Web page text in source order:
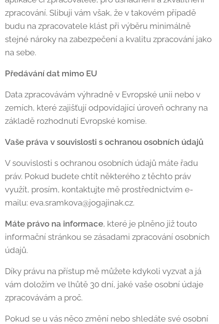
zpracování. Slibuji vám však, že v takovém případě
budu na zpracovatele klást při výběru minimálně
stejné nároky na zabezpečení a kvalitu zpracování jako
na sebe.
Předávání dat mimo EU
Data zpracovávám výhradně v Evropské unii nebo v
zemích, které zajišťují odpovídající úroveň ochrany na
základě rozhodnutí Evropské komise.
Vaše práva v souvislosti s ochranou osobních údajů
V souvislosti s ochranou osobních údajů máte řadu
práv. Pokud budete chtít některého z těchto práv
využít, prosím, kontaktujte mě prostřednictvím e-
mailu: eva.sramkova@jogajinak.cz.
Máte právo na informace, které je plněno již touto
informační stránkou se zásadami zpracování osobních
údajů.
Díky právu na přístup mě můžete kdykoli vyzvat a já
vám doložím ve lhůtě 30 dní, jaké vaše osobní údaje
zpracovávám a proč.
Pokud se u vás něco změní nebo shledáte své osobní